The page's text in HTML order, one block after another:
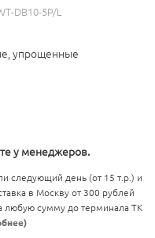
DB10-5P/L
упрощенные
у менеджеров.
следующий день (от 15 т.р.) и
в Москву от 300 рублей
любую сумму до терминала ТК